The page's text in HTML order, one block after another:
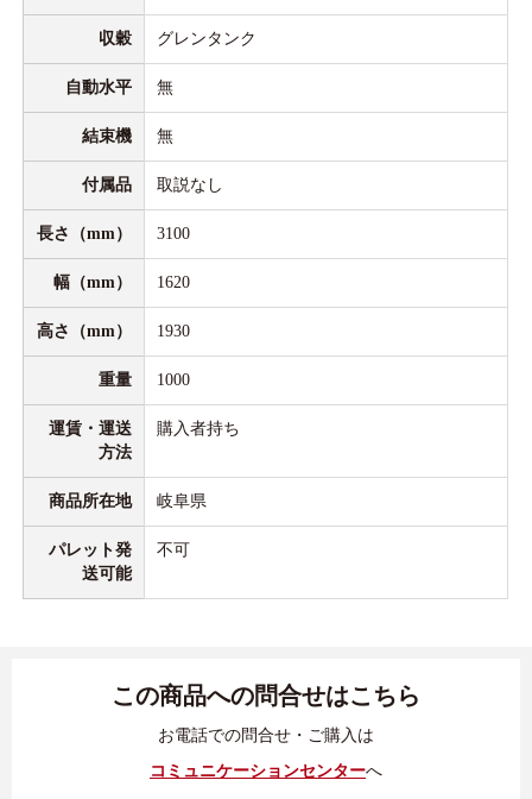
収穀 グレンタンク
自動水平 無
結束機 無
付属品 取説なし
長さ（mm） 3100
幅（mm） 1620
高さ（mm） 1930
重量 1000
運賃・運送
方法
購入者持ち
商品所在地 岐阜県
パレット発
送可能
不可
この商品への問合せはこちら
お電話での問合せ・ご購入は
コミュニケーションセンターへ